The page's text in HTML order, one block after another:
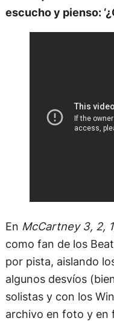
escucho y pienso:
En McCartney 3, 2, 1
como fan de los
por pista, aislando
algunos desvíos
solistas y con los
archivo en foto y en